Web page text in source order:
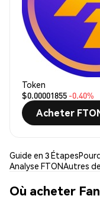
Token
$0.00001855 -0.40%
Acheter
Guide en 3 Étapes
Analyse FTONAutres
Où acheter